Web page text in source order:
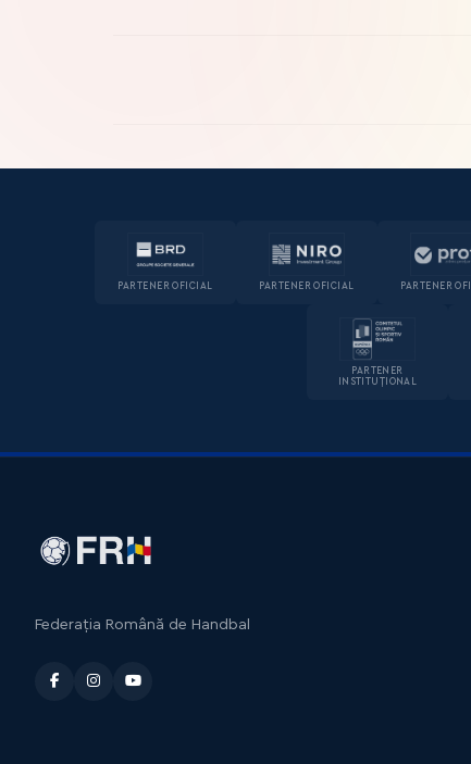
PARTENER OFICIAL PARTENER OFICIAL PARTENER
PARTENER
INSTITUȚIONAL
Federația Română de Handbal